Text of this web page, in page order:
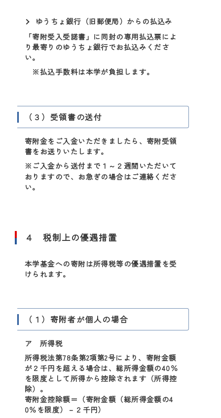
ゆうちょ銀行（旧郵便局）からの払込み
「寄附受入受諾書」に同封の専用払込票によ
り最寄りのゆうちょ銀行でお払込みくださ
い。
※払込手数料は本学が負担します。
（３）受領書の送付
寄附金をご入金いただきましたら、寄附受領
書をお送りいたします。
※ご入金から送付まで１～２週間いただいて
おりますので、お急ぎの場合はご連絡くださ
い。
４ 税制上の優遇措置
本学基金への寄附は所得税等の優遇措置を受
けられます。
（１）寄附者が個人の場合
ア 所得税
所得税法第78条第2項第2号により、寄附金額
が２千円を超える場合は、総所得金額の40％
を限度として所得から控除されます（所得控
除）。
寄附金控除額＝（寄附金額（総所得金額の4
0％を限度）－２千円）